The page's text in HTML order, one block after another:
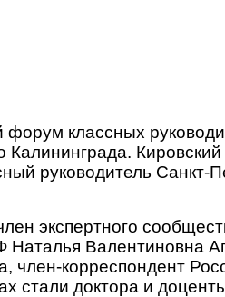
классных
руководитель
экспертного
Валентиновна
член-корреспондент
доктора и доценты